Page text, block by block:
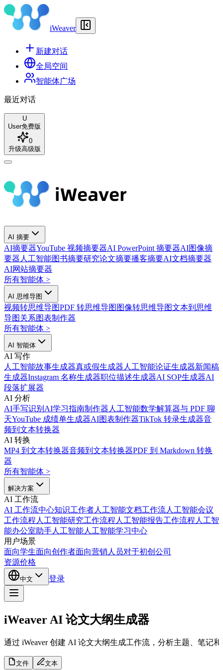
iWeaver
新建对话
全局空间
智能体广场
最近对话
U
User免费版
0
升级高级版
AI 摘要
AI摘要器YouTube 视频摘要器AI PowerPoint 摘要器AI图像摘
要器 人工智能图书摘要研究论文摘要播客摘要AI文档摘要器
AI网站摘要器
所有智能体 >
AI 思维导图
视频转思维导图PDF 转思维导图 图像转思维导图文本到思维
导图关系图表制作器
所有智能体 >
AI 智能体
AI 写作
人工智能故事生成器真或假生成器 人工智能论证生成器新闻稿
生成器Instagram 名称生成器职位描述生成器AI SOP生成器AI
段落扩展器
AI 分析
AI手写识别 AI学习指南制作器 人工智能数学解算器与 PDF 聊
天YouTube 成绩单生成器AI图表制作器TikTok 转录生成器音
频到文本转换器
AI 转换
MP4 到文本转换器音频到文本转换器PDF 到 Markdown 转换
器
所有智能体 >
解决方案
AI 工作流
AI 工作流中心知识工作者人工智能文档工作流人工智能会议
工作流程人工智能研究工作流程人工智能报告工作流程人工智
能办公室助手人工智能人工智能学习中心
用户场景
面向学生面向创作者面向营销人员对于初创公司
资源价格
中文 登录
iWeaver AI 论文大纲生成器
通过 iWeaver 创建 AI 论文大纲生成工作流，分析主题、笔记
文件 文本